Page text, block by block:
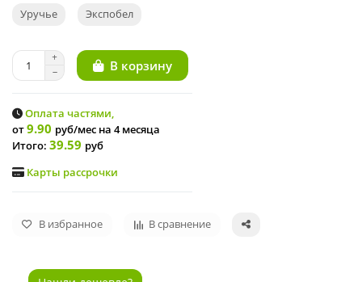
Уручье Экспобел
В корзину
Оплата частями,
от9.90 руб/мес на 4 месяца
Итого: 39.59 руб
Карты рассрочки
В избранное В сравнение